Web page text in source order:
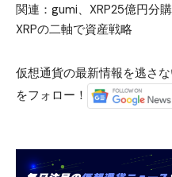
関連： gumi、XRP25億円分
XRPの二軸で資産戦略
仮想通貨の最新情報を逃さ
をフォロー！